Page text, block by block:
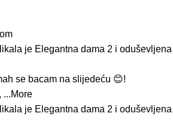
je Elegantna dama 2 i oduševljena
se bacam na slijedeću 😊!
...More
je Elegantna dama 2 i oduševljena